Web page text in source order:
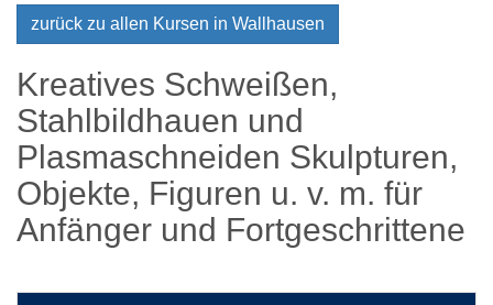
zurück zu allen Kursen in Wallhausen
Kreatives Schweißen,
Stahlbildhauen und
Plasmaschneiden Skulpturen,
Objekte, Figuren u. v. m. für
Anfänger und Fortgeschrittene